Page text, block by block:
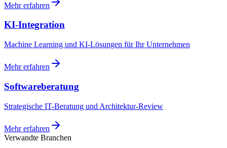
Mehr erfahren
KI-Integration
Machine Learning und KI-Lösungen für Ihr Unternehmen
Mehr erfahren
Softwareberatung
Strategische IT-Beratung und Architektur-Review
Mehr erfahren
Verwandte Branchen